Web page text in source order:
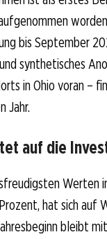
bis September
synthetisches
in Ohio voran –
Jahr.
auf die
Werten
hat sich auf
bleibt